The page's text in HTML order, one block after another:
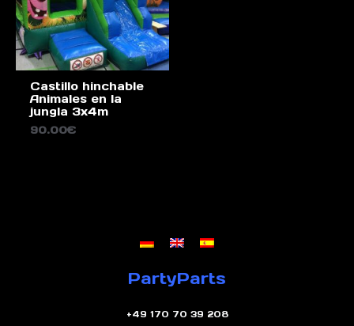
Castillo hinchable
Animales en la
jungla 3x4m
90.00€
PartyParts
+49 170 70 39 208